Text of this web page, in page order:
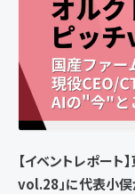
【イベントレポート
vol.28」に代表小